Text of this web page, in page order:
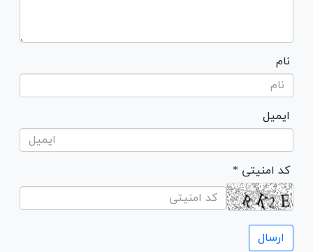
نام
ایمیل
* کد امنیتی